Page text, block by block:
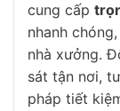
cung cấp
nhanh
nhà xưởng.
sát tận nơi,
pháp tiết